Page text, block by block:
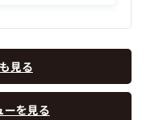
見る
ーを見る